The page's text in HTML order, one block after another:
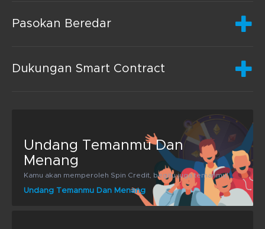
Pasokan Beredar
Dukungan Smart Contract
Undang Temanmu Dan
Menang
Kamu akan memperoleh Spin Credit, begitu juga temanmu!
Undang Temanmu Dan Menang